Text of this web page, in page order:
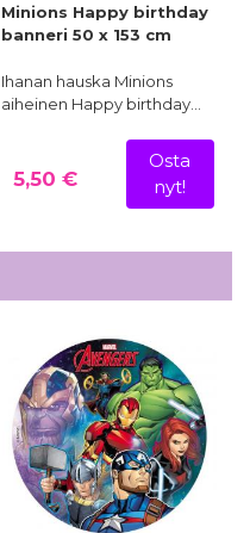
Minions Happy birthday
banneri 50 x 153 cm
Ihanan hauska Minions
aiheinen Happy birthday…
5,50 €
Osta
nyt!